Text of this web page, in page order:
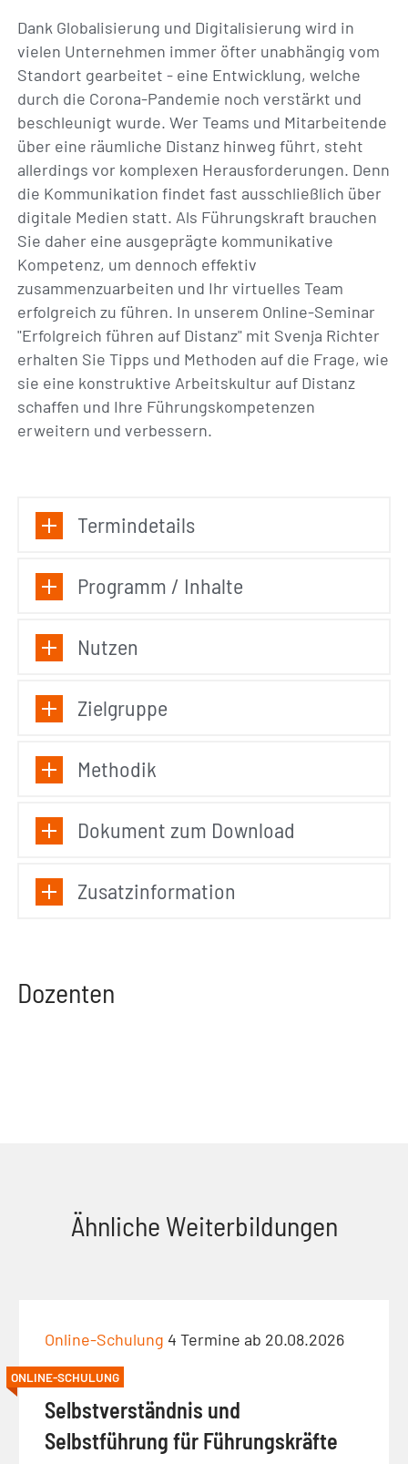
Dank Globalisierung und Digitalisierung wird in
vielen Unternehmen immer öfter unabhängig vom
Standort gearbeitet - eine Entwicklung, welche
durch die Corona-Pandemie noch verstärkt und
beschleunigt wurde. Wer Teams und Mitarbeitende
über eine räumliche Distanz hinweg führt, steht
allerdings vor komplexen Herausforderungen. Denn
die Kommunikation findet fast ausschließlich über
digitale Medien statt. Als Führungskraft brauchen
Sie daher eine ausgeprägte kommunikative
Kompetenz, um dennoch effektiv
zusammenzuarbeiten und Ihr virtuelles Team
erfolgreich zu führen. In unserem Online-Seminar
"Erfolgreich führen auf Distanz" mit Svenja Richter
erhalten Sie Tipps und Methoden auf die Frage, wie
sie eine konstruktive Arbeitskultur auf Distanz
schaffen und Ihre Führungskompetenzen
erweitern und verbessern.
Termindetails
Programm / Inhalte
Nutzen
Zielgruppe
Methodik
Dokument zum Download
Zusatzinformation
Dozenten
Ähnliche Weiterbildungen
Online-Schulung 4 Termine ab 20.08.2026
ONLINE-SCHULUNG
Selbstverständnis und
Selbstführung für Führungskräfte